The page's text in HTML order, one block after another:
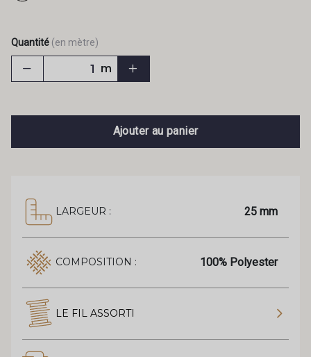
Quantité (en mètre)
m
Ajouter au panier
LARGEUR : 25 mm
COMPOSITION : 100% Polyester
LE FIL ASSORTI